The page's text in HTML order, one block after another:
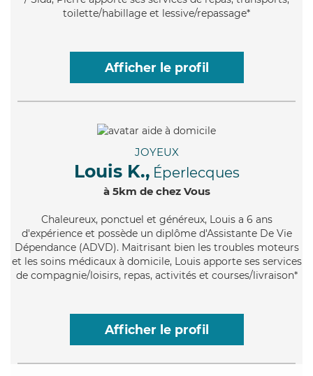
toilette/habillage et lessive/repassage*
Afficher le profil
JOYEUX
Louis K., Éperlecques
à 5km de chez Vous
Chaleureux, ponctuel et généreux, Louis a 6 ans
d'expérience et possède un diplôme d'Assistante De Vie
Dépendance (ADVD). Maitrisant bien les troubles moteurs
et les soins médicaux à domicile, Louis apporte ses services
de compagnie/loisirs, repas, activités et courses/livraison*
Afficher le profil